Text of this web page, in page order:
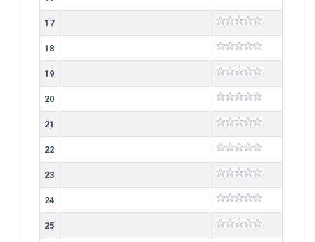
17
18
19
20
21
22
23
24
25